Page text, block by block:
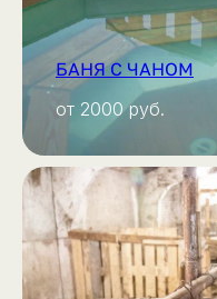
БАНЯ С ЧАНОМ
от 2000 руб.